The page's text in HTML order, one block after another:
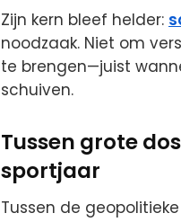
Zijn kern bleef helder:
noodzaak. Niet om
te brengen—juist
schuiven.
Tussen grote
sportjaar
Tussen de